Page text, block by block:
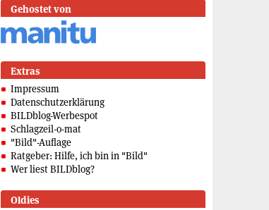
Gehostet von
Extras
Impressum
Datenschutzerklärung
BILDblog-Werbespot
Schlagzeil-o-mat
"Bild"-Auflage
Ratgeber: Hilfe, ich bin in "Bild"
Wer liest BILDblog?
Oldies